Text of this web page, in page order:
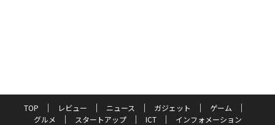
TOP レビュー ニュース ガジェット
ゲーム
グルメ
スタートアップ ICT インフォメーション